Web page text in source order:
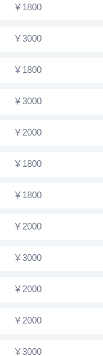
￥1800
￥3000
￥1800
￥3000
￥2000
￥1800
￥1800
￥2000
￥3000
￥2000
￥2000
￥3000